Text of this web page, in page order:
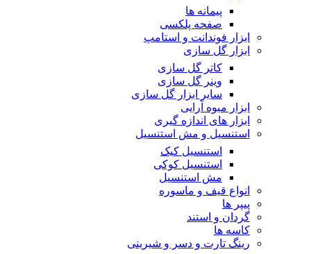
پیمانه ها
صفحه پلکسی
ابزار فوندانت و استامپ
ابزار گل سازی
کاتر گل سازی
وینر گل سازی
سایر ابزار گل سازی
ابزار میوه آرایی
ابزار های اندازه گیری
استنسیل و مش استنسیل
استنسیل کیک
استنسیل کوکی
مش استنسیل
انواع قیف و ماسوره
پیپر ها
گردان و استند
کاسه ها
رینگ تارت و دسر و شیرینی